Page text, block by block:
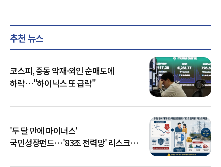
추천 뉴스
코스피, 중동 악재·외인 순매도에
하락…"하이닉스 또 급락"
'두 달 만에 마이너스'
국민성장펀드…'83조 전력망' 리스크